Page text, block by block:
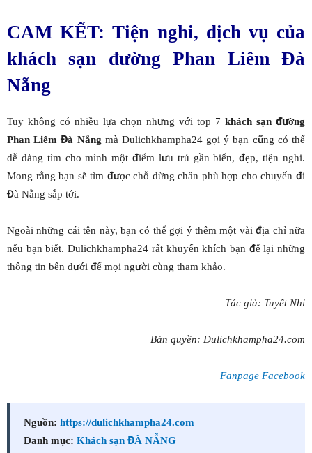
CAM KẾT: Tiện nghi, dịch vụ của
khách sạn đường Phan Liêm Đà
Nẵng
Tuy không có nhiều lựa chọn nhưng với top 7 khách sạn đường
Phan Liêm Đà Nẵng mà Dulichkhampha24 gợi ý bạn cũng có thể
dễ dàng tìm cho mình một điểm lưu trú gần biển, đẹp, tiện nghi.
Mong rằng bạn sẽ tìm được chỗ dừng chân phù hợp cho chuyến đi
Đà Nẵng sắp tới.
Ngoài những cái tên này, bạn có thể gợi ý thêm một vài địa chỉ nữa
nếu bạn biết. Dulichkhampha24 rất khuyến khích bạn để lại những
thông tin bên dưới để mọi người cùng tham khảo.
Tác giả: Tuyết Nhi
Bản quyền: Dulichkhampha24.com
Fanpage Facebook
Nguồn: https://dulichkhampha24.com
Danh mục: Khách sạn ĐÀ NẴNG